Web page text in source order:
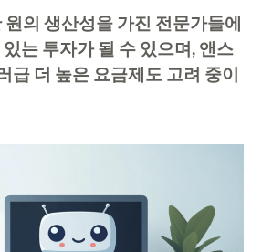
원의 생산성을 가진 전문가들에
는 투자가 될 수 있으며, 앤스
급 더 높은 요금제도 고려 중이